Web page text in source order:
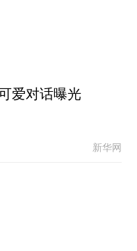
爱对话曝光
新华网